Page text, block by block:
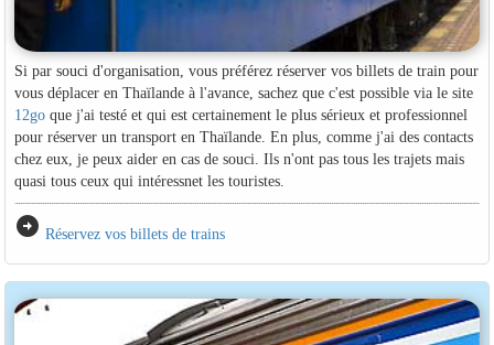
Si par souci d'organisation, vous préférez réserver vos billets de train pour
vous déplacer en Thaïlande à l'avance, sachez que c'est possible via le site
12goque j'ai testé et qui est certainement le plus sérieux et professionnel
pour réserver un transport en Thaïlande. En plus, comme j'ai des contacts
chez eux, je peux aider en cas de souci. Ils n'ont pas tous les trajets mais
quasi tous ceux qui intéressnet les touristes.
arrow_circle_right Réservez vos billets de trains